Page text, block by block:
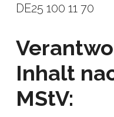
DE25 100 11 70
Inhalt
MStV: